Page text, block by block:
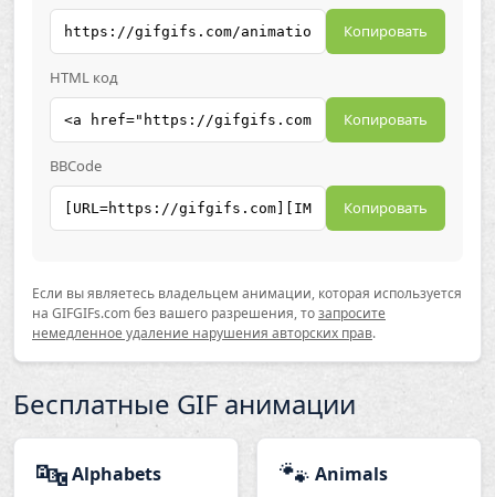
Копировать
HTML код
Копировать
BBCode
Копировать
Если вы являетесь владельцем анимации, которая используется
на GIFGIFs.com без вашего разрешения, тозапросите
немедленное удаление нарушения авторских прав.
Бесплатные GIF анимации
🔤Alphabets 🐾 Animals